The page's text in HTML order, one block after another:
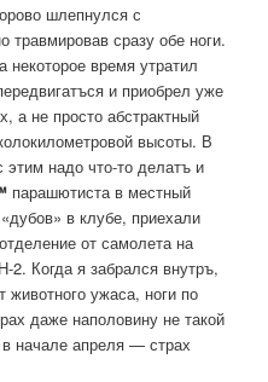
шлепнулся с
травмировав сразу обе ноги.
время утратил
и приобрел уже
а не просто абстрактный
высоты. В
надо что-то делатъ и
парашютиста в местный
в клубе, приехали
от самолета на
Когда я забрался внутръ,
животного ужаса, ноги по
даже наполовину не такой
начале апреля — страх